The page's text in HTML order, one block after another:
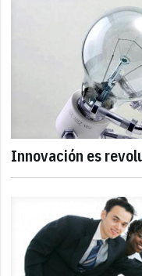
Innovación es